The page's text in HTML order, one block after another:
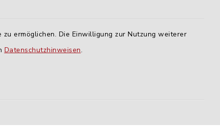
ermöglichen. Die Einwilligung zur Nutzung weiterer
Datenschutzhinweisen.